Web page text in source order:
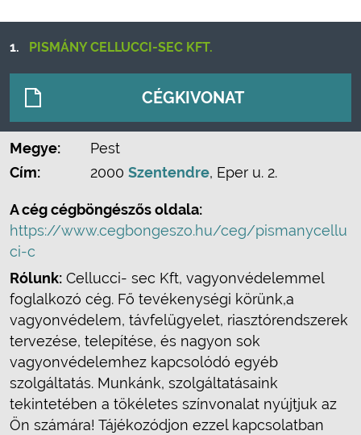
1. PISMÁNY CELLUCCI-SEC KFT.
CÉGKIVONAT
Megye:
Pest
Cím:
2000 Szentendre, Eper u. 2.
A cég cégböngészős oldala:
https://www.cegbongeszo.hu/ceg/pismanycellu
ci-c
Rólunk: Cellucci- sec Kft, vagyonvédelemmel
foglalkozó cég. Fő tevékenységi körünk,a
vagyonvédelem, távfelügyelet, riasztórendszerek
tervezése, telepítése, és nagyon sok
vagyonvédelemhez kapcsolódó egyéb
szolgáltatás. Munkánk, szolgáltatásaink
tekintetében a tökéletes színvonalat nyújtjuk az
Ön számára! Tájékozódjon ezzel kapcsolatban